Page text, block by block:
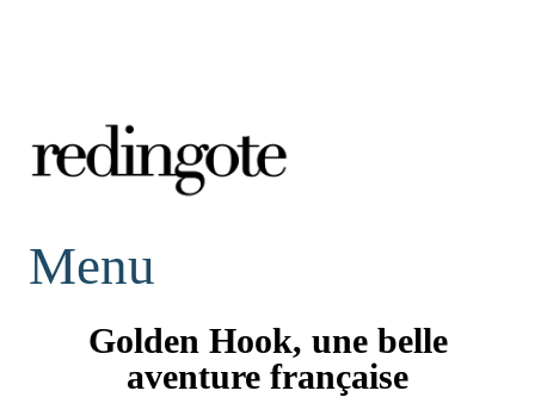
redingote.
Menu
Golden Hook, une belle
aventure française